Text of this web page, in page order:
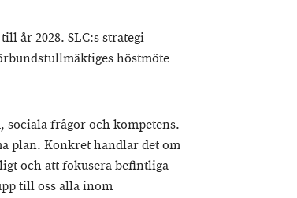
år 2028. SLC:s strategi
höstmöte
frågor och kompetens.
plan. Konkret handlar det om
och att fokusera befintliga
till oss alla inom